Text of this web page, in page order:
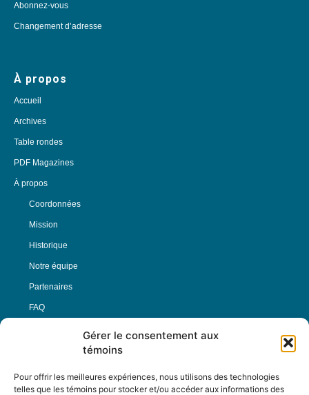
Gérer le consentement aux
témoins
Pour offrir les meilleures expériences, nous utilisons des technologies
telles que les témoins pour stocker et/ou accéder aux informations des
Abonnez-vous
Changement d’adresse
À propos
Accueil
Archives
Table rondes
PDF Magazines
À propos
Coordonnées
Mission
Historique
Notre équipe
Partenaires
FAQ